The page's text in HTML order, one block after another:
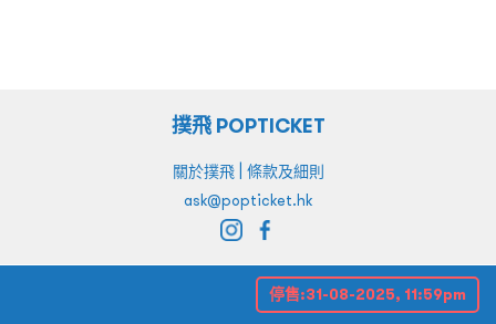
停售:31-08-2025, 11:59pm
撲飛 POPTICKET
關於撲飛| 條款及細則
ask@popticket.hk